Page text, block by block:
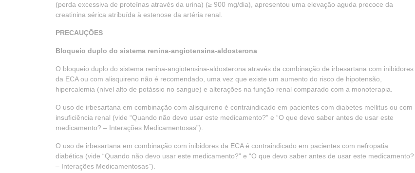
(perda excessiva de proteínas através da urina) (≥ 900 mg/dia), apresentou uma elevação aguda precoce da
creatinina sérica atribuída à estenose da artéria renal.
PRECAUÇÕES
Bloqueio duplo do sistema renina-angiotensina-aldosterona
O bloqueio duplo do sistema renina-angiotensina-aldosterona através da combinação de irbesartana com inibidores
da ECA ou com alisquireno não é recomendado, uma vez que existe um aumento do risco de hipotensão,
hipercalemia (nível alto de potássio no sangue) e alterações na função renal comparado com a monoterapia.
O uso de irbesartana em combinação com alisquireno é contraindicado em pacientes com diabetes mellitus ou com
insuficiência renal (vide “Quando não devo usar este medicamento?” e “O que devo saber antes de usar este
medicamento? – Interações Medicamentosas”).
O uso de irbesartana em combinação com inibidores da ECA é contraindicado em pacientes com nefropatia
diabética (vide “Quando não devo usar este medicamento?” e “O que devo saber antes de usar este medicamento?
– Interações Medicamentosas”).